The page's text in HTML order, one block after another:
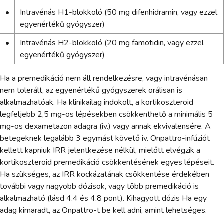
•
Intravénás H1-blokkoló (50 mg difenhidramin, vagy ezzel
egyenértékű gyógyszer)
•
Intravénás H2-blokkoló (20 mg famotidin, vagy ezzel
egyenértékű gyógyszer)
Ha a premedikáció nem áll rendelkezésre, vagy intravénásan
nem tolerált, az egyenértékű gyógyszerek orálisan is
alkalmazhatóak. Ha klinikailag indokolt, a kortikoszteroid
legfeljebb 2,5 mg-os lépésekben csökkenthető a minimális 5
mg-os dexametazon adagra (iv.) vagy annak ekvivalensére. A
betegeknek legalább 3 egymást követő iv. Onpattro-infúziót
kellett kapniuk IRR jelentkezése nélkül, mielőtt elvégzik a
kortikoszteroid premedikáció csökkentésének egyes lépéseit.
Ha szükséges, az IRR kockázatának csökkentése érdekében
további vagy nagyobb dózisok, vagy több premedikáció is
alkalmazható (lásd 4.4 és 4.8 pont). Kihagyott dózis Ha egy
adag kimaradt, az Onpattro-t be kell adni, amint lehetséges.